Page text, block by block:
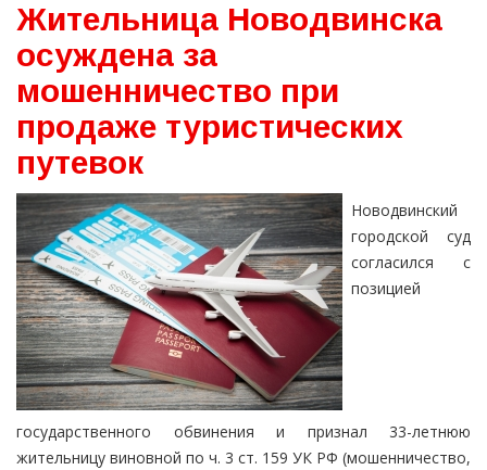
Жительница Новодвинска
осуждена за
мошенничество при
продаже туристических
путевок
Новодвинский
городской суд
согласился с
позицией
государственного обвинения и признал 33-летнюю
жительницу виновной по ч. 3 ст. 159 УК РФ (мошенничество,